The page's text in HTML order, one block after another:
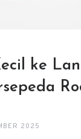
ke
2025